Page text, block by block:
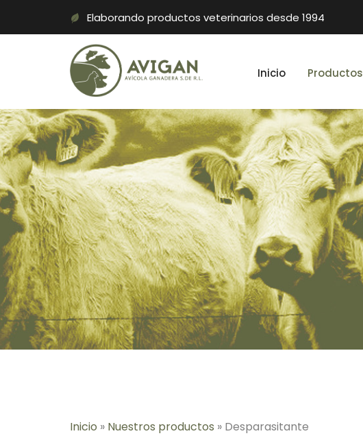
Elaborando productos veterinarios desde 1994
Inicio Productos
Inicio » Nuestros productos » Desparasitante